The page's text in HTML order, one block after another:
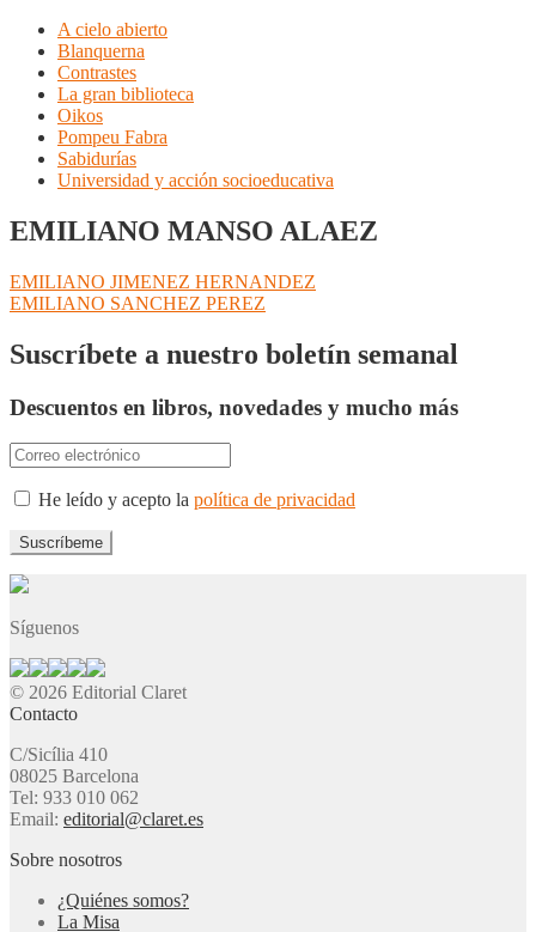
A cielo abierto
Blanquerna
Contrastes
La gran biblioteca
Oikos
Pompeu Fabra
Sabidurías
Universidad y acción socioeducativa
EMILIANO MANSO ALAEZ
Navegación
de
entradas
Anterior:
EMILIANO JIMENEZ HERNANDEZ
Siguiente:
EMILIANO SANCHEZ PEREZ
Suscríbete a nuestro boletín semanal
Descuentos en libros, novedades y mucho más
He leído y acepto la política de privacidad
Síguenos
© 2026 Editorial Claret
Contacto
C/Sicília 410
08025 Barcelona
Tel: 933 010 062
Email: editorial@claret.es
Sobre nosotros
¿Quiénes somos?
La Misa